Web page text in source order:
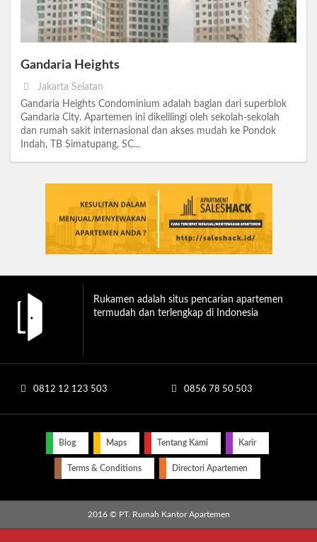
Gandaria Heights
Jakarta Selatan
Gandaria Heights Condominium adalah bagian dari superblok
Gandaria City. Apartemen ini dikelilingi oleh sekolah-sekolah
dan rumah sakit internasional dan akses mudah ke Pondok
Indah, TB Simatupang, SC...
Rukamen adalah situs pencarian apartemen
termudah dan terlengkap di Indonesia
0812 12 123 503 0856 78 50 503
Blog Maps Tentang Kami Karir
Terms & Conditions Directori Apartemen
2016 © PT. Rumah Kantor Apartemen